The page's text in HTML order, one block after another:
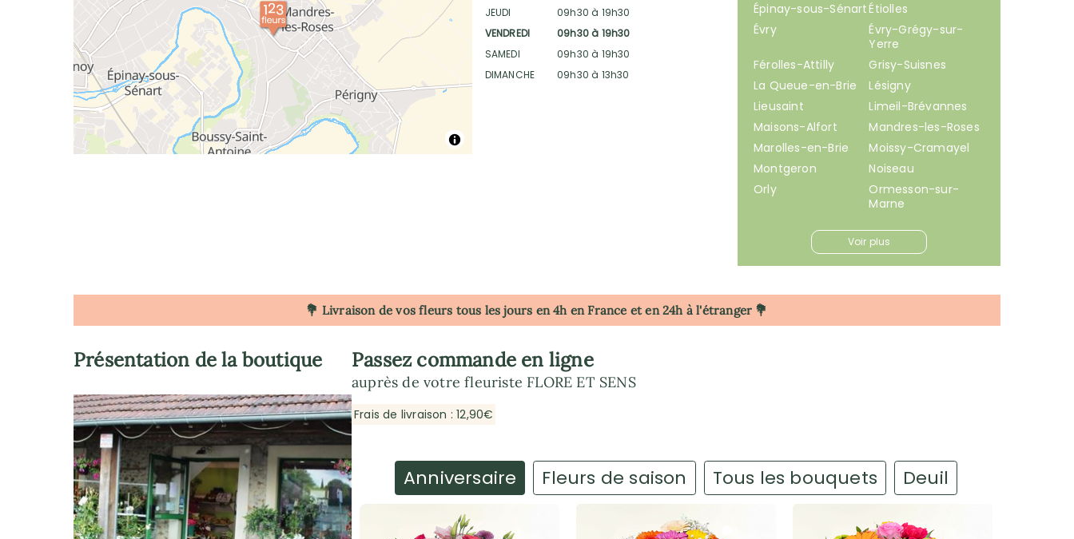
Épinay-sous-SénartÉtiolles
Évry
Évry-Grégy-sur-
Yerre
Férolles-Attilly
Grisy-Suisnes
La Queue-en-Brie
Lésigny
Lieusaint
Limeil-Brévannes
Maisons-Alfort
Mandres-les-Roses
Marolles-en-Brie
Moissy-Cramayel
Montgeron
Noiseau
Orly
Ormesson-sur-
Marne
Voir plus
JEUDI
09h30 à 19h30
VENDREDI
09h30 à 19h30
SAMEDI
09h30 à 19h30
DIMANCHE
09h30 à 13h30
💐 Livraison de vos fleurs tous les jours en 4h en France et en 24h à l'étranger 💐
Passez commande en ligne
auprès de votre fleuriste FLORE ET SENS
Frais de livraison : 12,90€
Anniversaire Fleurs de saison Tous les bouquets Deuil
Présentation de la boutique